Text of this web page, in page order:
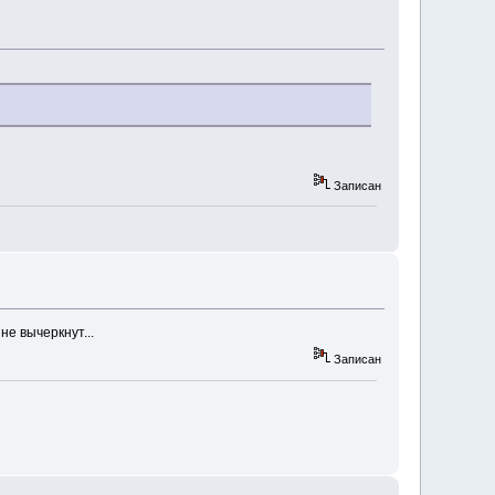
Записан
вычеркнут...
Записан